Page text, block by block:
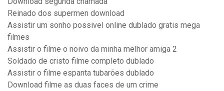
Reinado dos supermen download
Assistir um sonho possivel online dublado gratis mega
filmes
Assistir o filme o noivo da minha melhor amiga 2
Soldado de cristo filme completo dublado
Assistir o filme espanta tubarões dublado
Download filme as duas faces de um crime